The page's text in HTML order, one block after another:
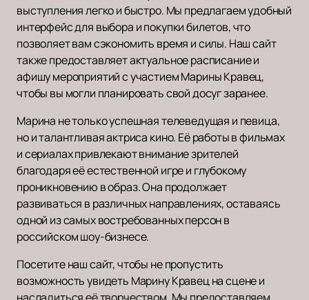
выступления легко и быстро. Мы предлагаем удобный
интерфейс для выбора и покупки билетов, что
позволяет вам сэкономить время и силы. Наш сайт
также предоставляет актуальное расписание и
афишу мероприятий с участием Марины Кравец,
чтобы вы могли планировать свой досуг заранее.
Марина не только успешная телеведущая и певица,
но и талантливая актриса кино. Её работы в фильмах
и сериалах привлекают внимание зрителей
благодаря её естественной игре и глубокому
проникновению в образ. Она продолжает
развиваться в различных направлениях, оставаясь
одной из самых востребованных персон в
российском шоу-бизнесе.
Посетите наш сайт, чтобы не пропустить
возможность увидеть Марину Кравец на сцене и